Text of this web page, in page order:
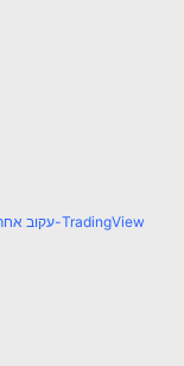
עקוב אחר כל השווקים ב-TradingView